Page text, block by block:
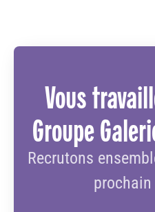
Vous
Groupe
Recrutons